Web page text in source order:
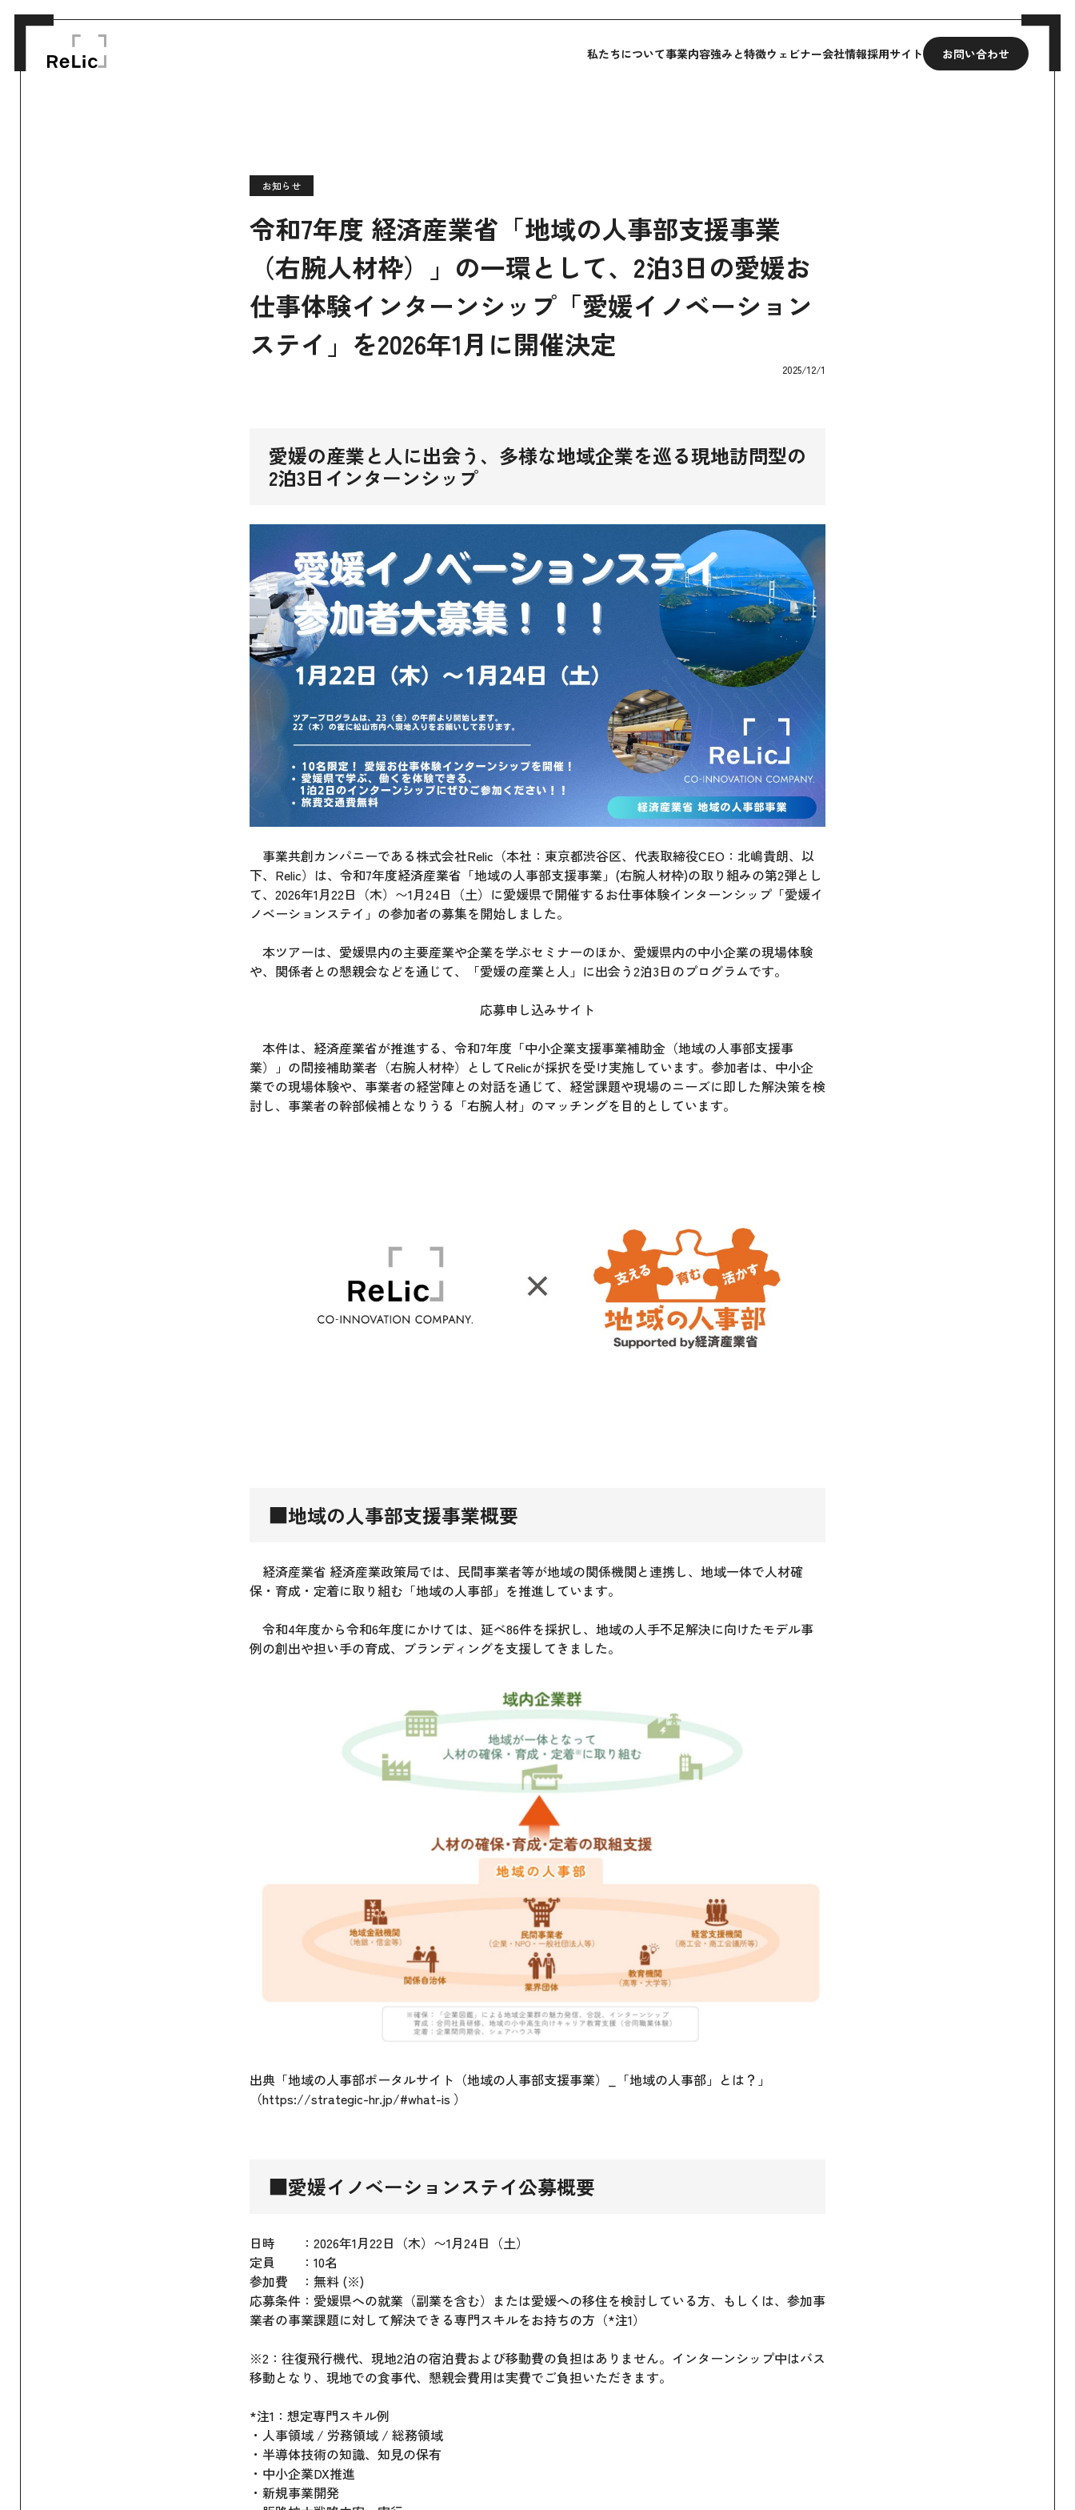
私たちについて事業内容強みと特徴ウェビナー会社情報採用サイト お問い合わせ
お知らせ
令和7年度 経済産業省「地域の人事部支援事業
（右腕人材枠）」の一環として、2泊3日の愛媛お
仕事体験インターンシップ「愛媛イノベーション
ステイ」を2026年1月に開催決定
2025/12/1
愛媛の産業と人に出会う、多様な地域企業を巡る現地訪問型の
2泊3日インターンシップ
事業共創カンパニーである株式会社Relic（本社：東京都渋谷区、代表取締役CEO：北嶋貴朗、以
下、Relic）は、令和7年度経済産業省「地域の人事部支援事業」(右腕人材枠)の取り組みの第2弾とし
て、2026年1月22日（木）〜1月24日（土）に愛媛県で開催するお仕事体験インターンシップ「愛媛イ
ノベーションステイ」の参加者の募集を開始しました。
本ツアーは、愛媛県内の主要産業や企業を学ぶセミナーのほか、愛媛県内の中小企業の現場体験
や、関係者との懇親会などを通じて、「愛媛の産業と人」に出会う2泊3日のプログラムです。
応募申し込みサイト
本件は、経済産業省が推進する、令和7年度「中小企業支援事業補助金（地域の人事部支援事
業）」の間接補助業者（右腕人材枠）としてRelicが採択を受け実施しています。参加者は、中小企
業での現場体験や、事業者の経営陣との対話を通じて、経営課題や現場のニーズに即した解決策を検
討し、事業者の幹部候補となりうる「右腕人材」のマッチングを目的としています。
■地域の人事部支援事業概要
経済産業省 経済産業政策局では、民間事業者等が地域の関係機関と連携し、地域一体で人材確
保・育成・定着に取り組む「地域の人事部」を推進しています。
令和4年度から令和6年度にかけては、延べ86件を採択し、地域の人手不足解決に向けたモデル事
例の創出や担い手の育成、ブランディングを支援してきました。
出典「地域の人事部ポータルサイト（地域の人事部支援事業）_「地域の人事部」とは？」
（https://strategic-hr.jp/#what-is ）
■愛媛イノベーションステイ公募概要
日時 ：2026年1月22日（木）〜1月24日（土）
定員 ：10名
参加費 ：無料 (※)
応募条件：愛媛県への就業（副業を含む）または愛媛への移住を検討している方、もしくは、参加事
業者の事業課題に対して解決できる専門スキルをお持ちの方（*注1）
※2：往復飛行機代、現地2泊の宿泊費および移動費の負担はありません。インターンシップ中はバス
移動となり、現地での食事代、懇親会費用は実費でご負担いただきます。
*注1：想定専門スキル例
・人事領域 / 労務領域 / 総務領域
・半導体技術の知識、知見の保有
・中小企業DX推進
・新規事業開発